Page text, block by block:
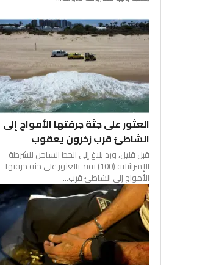
العثور على جثة جرفتها الأمواج إلى
الشاطئ قرب زخرون يعقوب
قبل قليل، ورد بلاغ إلى الخط الساخن للشرطة
الإسرائيلية (100) يفيد بالعثور على جثة جرفتها
الأمواج إلى الشاطئ قرب...